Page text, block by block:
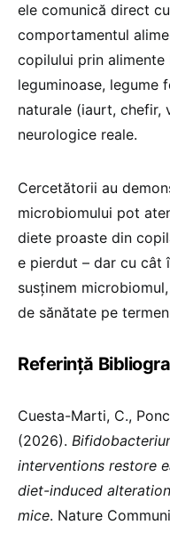
ele comunică direct
comportamentul
copilului prin
leguminoase, legume
naturale (iaurt, chefir,
neurologice reale.
Cercetătorii au
microbiomului pot
diete proaste din
e pierdut – dar cu cât
susținem
de sănătate pe
Referință
Cuesta-Marti, C.,
(2026).
interventions restore
diet-induced
mice. Nature